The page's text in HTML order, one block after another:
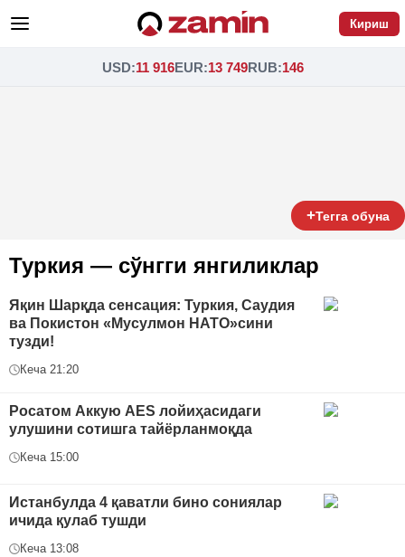
Кириш
USD:11 916EUR:13 749RUB:146
+Тегга обуна
Туркия — сўнгги янгиликлар
Яқин Шарқда сенсация: Туркия, Саудия
ва Покистон «Мусулмон НАТО»сини
тузди!
Кеча 21:20
Росатом Аккую AES лойиҳасидаги
улушини сотишга тайёрланмоқда
Кеча 15:00
Истанбулда 4 қаватли бино сониялар
ичида қулаб тушди
Кеча 13:08